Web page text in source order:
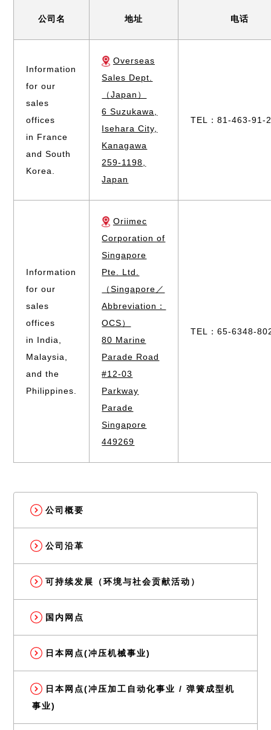
公司名 地址 电话
Information
for our
sales
offices
in France
and South
Korea.
Overseas
Sales Dept.
（Japan）
6 Suzukawa,
Isehara City,
Kanagawa
259-1198,
Japan
TEL：81-463-91-
Information
for our
sales
offices
in India,
Malaysia,
and the
Philippines.
Oriimec
Corporation of
Singapore
Pte. Ltd.
（Singapore／
Abbreviation：
OCS）
80 Marine
Parade Road
#12-03
Parkway
Parade
Singapore
449269
TEL：65-6348-
公司概要
公司沿革
可持续发展（环境与社会贡献活动）
国内网点
日本网点(冲压机械事业)
日本网点(冲压加工自动化事业 / 弹簧成型机
事业)